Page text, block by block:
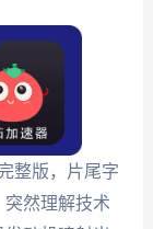
整版，片尾字
然理解技术